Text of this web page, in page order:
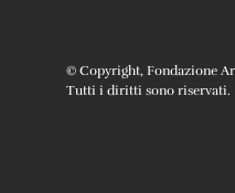
© Copyright, Fondazione
Tutti i diritti sono riservati.